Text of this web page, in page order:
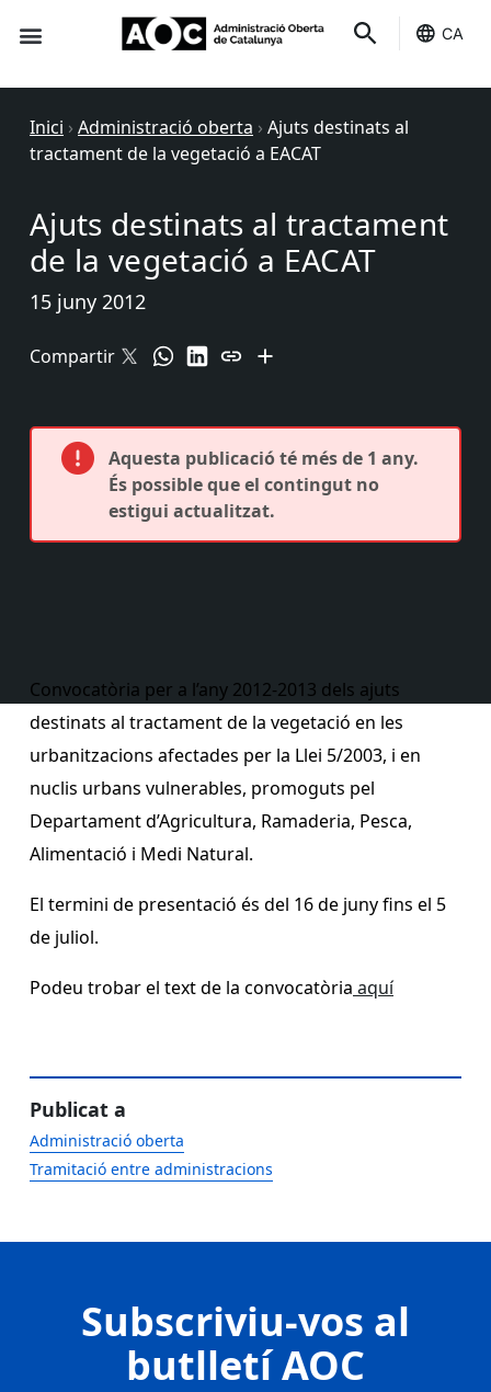
CA
Inici › Administració oberta › Ajuts destinats al
tractament de la vegetació a EACAT
Ajuts destinats al tractament
de la vegetació a EACAT
15 juny 2012
Compartir
Aquesta publicació té més de 1 any.
És possible que el contingut no
estigui actualitzat.
Convocatòria per a l’any 2012-2013 dels ajuts
destinats al tractament de la vegetació en les
urbanitzacions afectades per la Llei 5/2003, i en
nuclis urbans vulnerables, promoguts pel
Departament d’Agricultura, Ramaderia, Pesca,
Alimentació i Medi Natural.
El termini de presentació és del 16 de juny fins el 5
de juliol.
Podeu trobar el text de la convocatòria aquí
Publicat a
Administració oberta
Tramitació entre administracions
Subscriviu-vos al
butlletí AOC